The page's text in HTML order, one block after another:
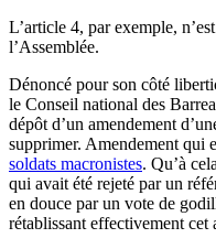
L’article 4, par exemple,
l’Assemblée.
Dénoncé pour son côté
le Conseil national des
dépôt d’un amendement
supprimer. Amendement qui
soldats macronistes. Qu’à
qui avait été rejeté par un
en douce par un vote de
rétablissant effectivement